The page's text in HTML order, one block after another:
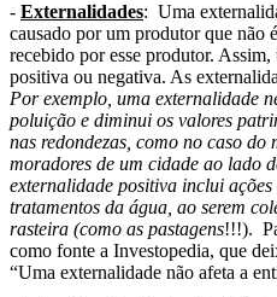
- Externalidades: Uma
causado por um produtor que não
recebido por esse produtor.
positiva ou negativa. As
Por exemplo, uma externalidade
poluição e diminui os valores
nas redondezas, como no caso
moradores de um cidade ao lado
externalidade positiva inclui ações
tratamentos da água, ao serem
rasteira (como as pastagens!!!).
como fonte a Investopedia, que
“Uma externalidade não afeta a